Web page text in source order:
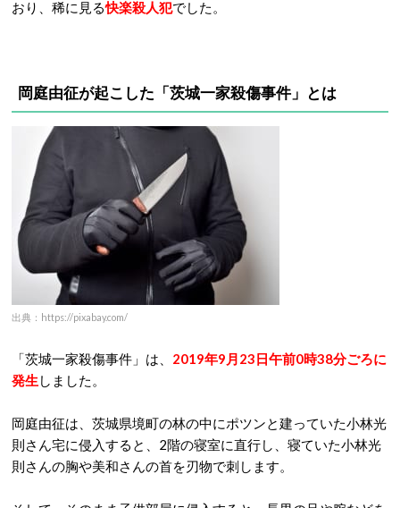
おり、稀に見る快楽殺人犯でした。
岡庭由征が起こした「茨城一家殺傷事件」とは
出典：https://pixabay.com/
「茨城一家殺傷事件」は、 2019年9月23日午前0時38分ごろに
発生 しました。
岡庭由征は、茨城県境町の林の中にポツンと建っていた小林光
則さん宅に侵入すると、2階の寝室に直行し、寝ていた小林光
則さんの胸や美和さんの首を刃物で刺します。